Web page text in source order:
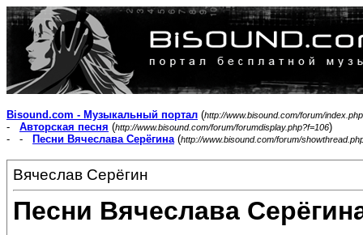
Bisound.com - Музыкальный портал (http://www.bisound.com/forum/index.php
- Авторская песня (http://www.bisound.com/forum/forumdisplay.php?f=106)
- -
Песни Вячеслава Серёгина(http://www.bisound.com/forum/
Вячеслав Серёгин
Песни Вячеслава